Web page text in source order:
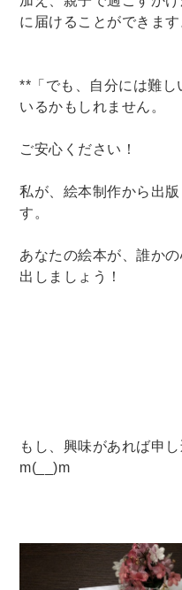
に届けることができます
**「でも、自分には難
いるかもしれません。
ご安心ください！
私が、絵本制作から出
す。
あなたの絵本が、誰か
出しましょう！
もし、興味があれば申
m(__)m
感謝と共